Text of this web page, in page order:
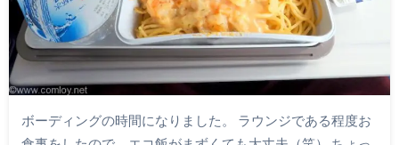
ボーディングの時間になりました。 ラウンジである程度お